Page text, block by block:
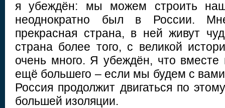
я убеждён: мы можем строить
неоднократно был в России.
прекрасная страна, в ней живут
страна более того, с великой
очень много. Я убеждён, что вместе
ещё большего – если мы будем с
Россия продолжит двигаться по
большей изоляции.